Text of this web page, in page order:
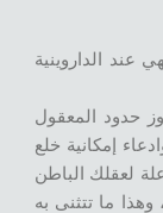
، فهي عند الداروينية
حدود المعقول
إمكانية خلع
لعقلك الباطن
ما تتثنى به